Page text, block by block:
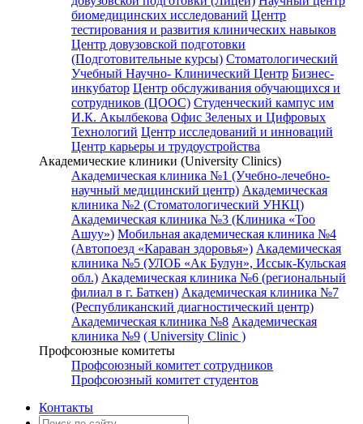
биомедицинских исследований Центр
тестирования и развития клинических навыков
Центр довузовской подготовки
(Подготовительные курсы) Стоматологический
Учебный Научно- Клинический Центр Бизнес-
инкубатор Центр обслуживания обучающихся и
сотрудников (ЦООС) Студенческий кампус им
И.К. Акылбекова Офис Зеленых и Цифровых
Технологий Центр исследований и инноваций
Центр карьеры и трудоустройства
Академические клиники (University Clinics)
Академическая клиника №1 (Учебно-лечебно-
научный медицинский центр) Академическая
клиника №2 (Стоматологический УНКЦ)
Академическая клиника №3 (Клиника «Тоо
Ашуу») Мобильная академическая клиника №4
(Автопоезд «Караван здоровья») Академическая
клиника №5 (УЛОБ «Ак Булун», Иссык-Кульская
обл.) Академическая клиника №6 (региональный
филиал в г. Баткен) Академическая клиника №7
(Республиканский диагностический центр)
Академическая клиника №8 Академическая
клиника №9 ( University Clinic )
Профсоюзные комитеты
Профсоюзный комитет сотрудников
Профсоюзный комитет студентов
Контакты